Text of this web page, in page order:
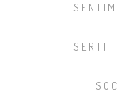
SERTI